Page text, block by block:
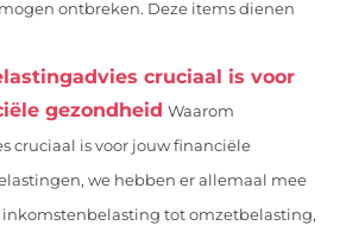
ontbreken. Deze items dienen
cruciaal is voor
gezondheid Waarom
cruciaal is voor jouw financiële
we hebben er allemaal mee
inkomstenbelasting tot omzetbelasting,